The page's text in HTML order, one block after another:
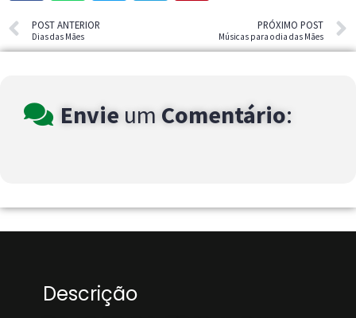
POST ANTERIOR
Dias das Mães
PRÓXIMO POST
Músicas para o dia das Mães
Envie um Comentário:
Descrição